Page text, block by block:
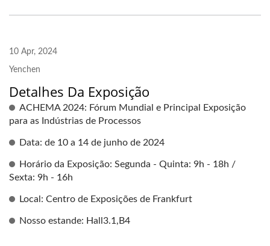
10 Apr, 2024
Yenchen
Detalhes Da Exposição
ACHEMA 2024: Fórum Mundial e Principal Exposição
para as Indústrias de Processos
Data: de 10 a 14 de junho de 2024
Horário da Exposição: Segunda - Quinta: 9h - 18h /
Sexta: 9h - 16h
Local: Centro de Exposições de Frankfurt
Nosso estande: Hall3.1,B4